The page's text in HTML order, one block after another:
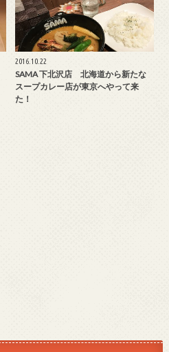
2016.10.22
SAMA 下北沢店 北海道から新たな
スープカレー店が東京へやって来
た！